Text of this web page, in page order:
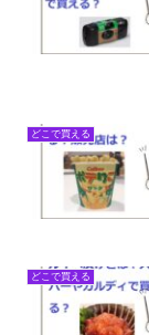
どこで買える
どこで買える